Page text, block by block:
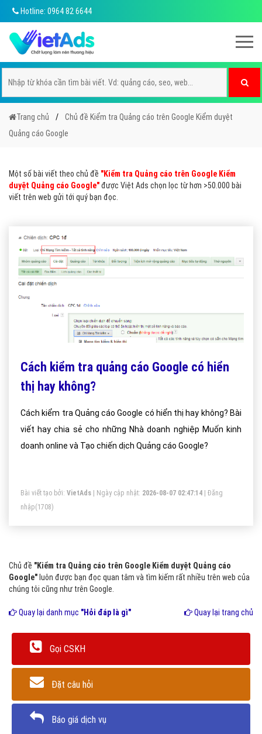
Hotline: 0964 82 6644
Trang chủ
Chủ đề Kiểm tra Quảng cáo trên Google Kiểm duyệt
Quảng cáo Google
Một số bài viết theo chủ đề "Kiểm tra Quảng cáo trên Google Kiểm
duyệt Quảng cáo Google"được Việt Ads chọn lọc từ hơn >50.000 bài
viết trên web gửi tới quý bạn đọc.
Cách kiểm tra quảng cáo Google có hiển
thị hay không?
Cách kiểm tra Quảng cáo Google có hiển thị hay không? Bài
viết hay chia sẻ cho những Nhà doanh nghiệp Muốn kinh
doanh online và Tạo chiến dịch Quảng cáo Google?
Bài viết tạo bởi: VietAds | Ngày cập nhật: 2026-08-07 02:47:14
Đăng
nhập(1708)
Chủ đề "Kiểm tra Quảng cáo trên Google Kiểm duyệt Quảng cáo
Google" luôn được bạn đọc quan tâm và tìm kiếm rất nhiều trên web của
chúng tôi cũng như trên Google.
Quay lại danh mục "Hỏi đáp là gì" Quay lại trang chủ
Gọi CSKH
Đặt câu hỏi
Báo giá dịch vụ